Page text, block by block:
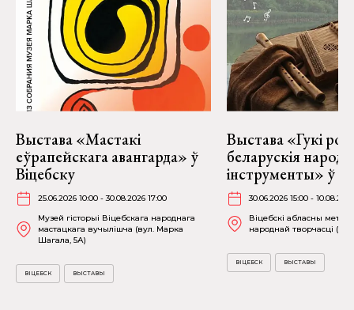
Выстава «Мастакі
еўрапейскага авангарда» ў
Віцебску
25.06.2026 10:00 - 30.08.2026 17:00
Музей гісторыі Віцебскага народнага
мастацкага вучылішча (вул. Марка
Шагала, 5А)
ВІЦЕБСК ВЫСТАВЫ
Выстава «Гукі
беларускія
інструменты» ў
30.06.2026 15:00 -
Віцебскі абласны
народнай творчасці
ВІЦЕБСК ВЫСТАВЫ